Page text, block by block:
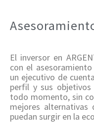
El inversor en
con el
un ejecutivo de
perfil y sus objetivos
todo momento, sin
mejores
puedan surgir en la